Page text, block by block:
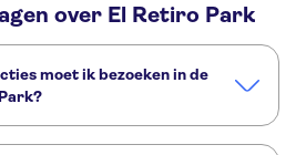
over El Retiro Park
moet ik bezoeken in de